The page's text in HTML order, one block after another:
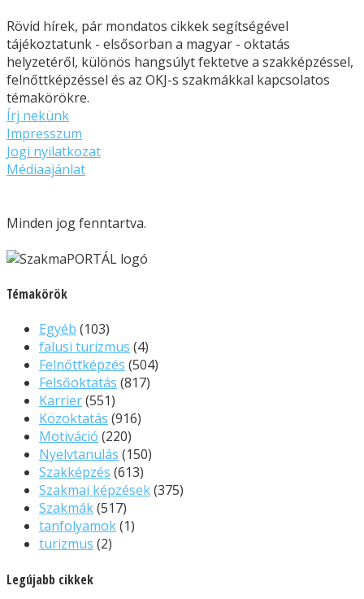
Rövid hírek, pár mondatos cikkek segítségével
tájékoztatunk - elsősorban a magyar - oktatás
helyzetéről, különös hangsúlyt fektetve a szakképzéssel,
felnőttképzéssel és az OKJ-s szakmákkal kapcsolatos
témakörökre.
Írj nekünk
Impresszum
Jogi nyilatkozat
Médiaajánlat
Minden jog fenntartva.
Témakörök
Egyéb (103)
falusi turizmus (4)
Felnőttképzés (504)
Felsőoktatás (817)
Karrier(551)
Közoktatás (916)
Motiváció (220)
Nyelvtanulás (150)
Szakképzés (613)
Szakmai képzések(375)
Szakmák(517)
tanfolyamok(1)
turizmus (2)
Legújabb cikkek